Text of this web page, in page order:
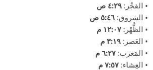
• الفجْر: ٤:٢٩ ص
• الشروق: ٥:٤٦ ص
• الظُّهْر:١٢:٠٧ م
• العَصر: ٣:١٩ م
• المَغرب:٦:٢٧ م
• العِشاء:٧:٥٧ م